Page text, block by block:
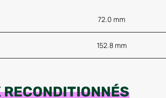
72.0 mm
152.8 mm
RECONDITIONNÉS